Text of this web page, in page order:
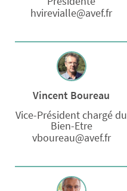
hvirevialle@avef.fr
Vincent Boureau
Vice-Président chargé du
Bien-Etre
vboureau@avef.fr